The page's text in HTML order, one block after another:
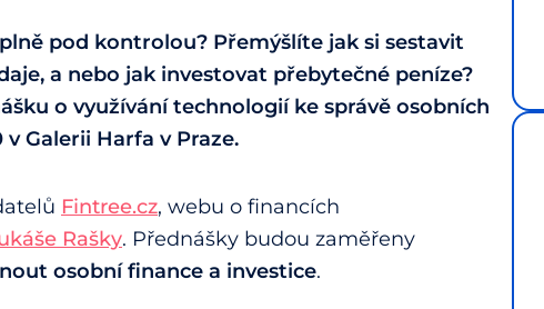
pod kontrolou? Přemýšlíte jak si sestavit
a nebo jak investovat přebytečné peníze?
o využívání technologií ke správě osobních
v Galerii Harfa v Praze.
Fintree.cz, webu o financích
Rašky. Přednášky budou zaměřeny
osobní finance a investice.